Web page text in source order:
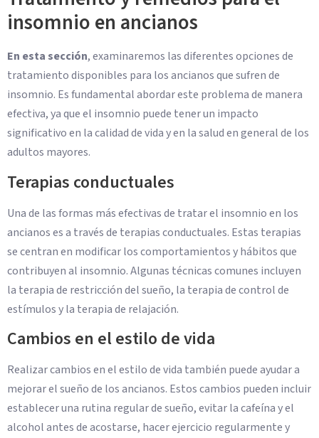
insomnio en ancianos
En esta sección, examinaremos las diferentes opciones de
tratamiento disponibles para los ancianos que sufren de
insomnio. Es fundamental abordar este problema de manera
efectiva, ya que el insomnio puede tener un impacto
significativo en la calidad de vida y en la salud en general de los
adultos mayores.
Terapias conductuales
Una de las formas más efectivas de tratar el insomnio en los
ancianos es a través de terapias conductuales. Estas terapias
se centran en modificar los comportamientos y hábitos que
contribuyen al insomnio. Algunas técnicas comunes incluyen
la terapia de restricción del sueño, la terapia de control de
estímulos y la terapia de relajación.
Cambios en el estilo de vida
Realizar cambios en el estilo de vida también puede ayudar a
mejorar el sueño de los ancianos. Estos cambios pueden incluir
establecer una rutina regular de sueño, evitar la cafeína y el
alcohol antes de acostarse, hacer ejercicio regularmente y